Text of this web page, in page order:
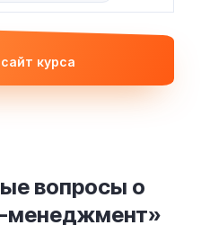
курса
вопросы о
менеджмент»